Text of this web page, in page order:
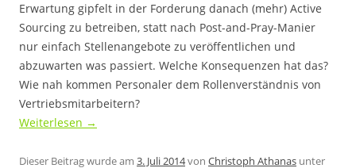
Erwartung gipfelt in der Forderung danach (mehr) Active
Sourcing zu betreiben, statt nach Post-and-Pray-Manier
nur einfach Stellenangebote zu veröffentlichen und
abzuwarten was passiert. Welche Konsequenzen hat das?
Wie nah kommen Personaler dem Rollenverständnis von
Vertriebsmitarbeitern?
Weiterlesen →
Dieser Beitrag wurde am 3. Juli 2014von Christoph Athanas unter